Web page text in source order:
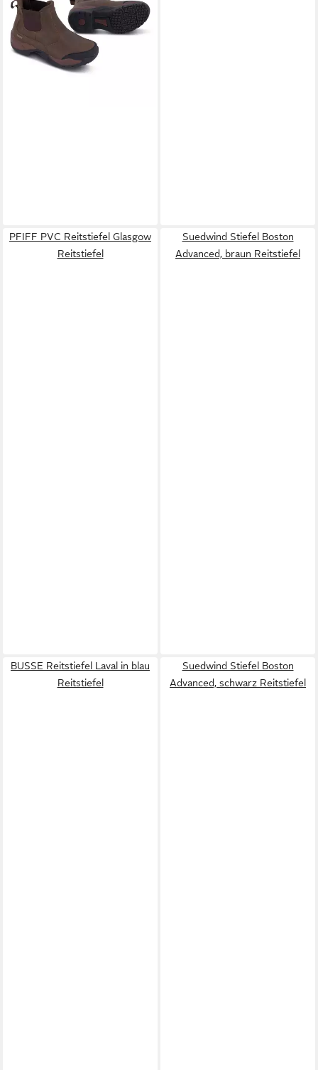
ab 79,30 €
UVP99,00 €
-20%
PFIFF PVC Reitstiefel Glasgow
Reitstiefel
Suedwind Stiefel Boston
Advanced, braun Reitstiefel
BUSSE Reitstiefel Laval in blau
Reitstiefel
Suedwind Stiefel Boston
Advanced, schwarz Reitstiefel